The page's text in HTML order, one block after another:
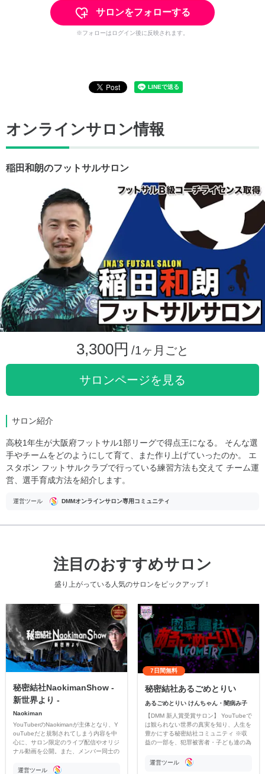
サロンをフォローする
※フォローはログイン後に反映されます。
オンラインサロン情報
稲田和朗のフットサルサロン
3,300円 /1ヶ月ごと
サロンページを見る
サロン紹介
高校1年生が大阪府フットサル1部リーグで得点王になる。 そんな選
手やチームをどのようにして育て、また作り上げていったのか。 エ
スタボン フットサルクラブで行っている練習方法も交えて チーム運
営、選手育成方法を紹介します。
運営ツール DMMオンラインサロン専用コミュニティ
注目のおすすめサロン
盛り上がっている人気のサロンをピックアップ！
秘密結社NaokimanShow -
新世界より -
Naokiman
YouTuberのNaokimanが主体となり、Y
ouTubeだと規制されてしまう内容を中
心に、サロン限定のライブ配信やオリジ
ナル動画を公開。また、メンバー同士の
ただいています。
運営ツール
7日間無料
秘密結社あるごめとりい
あるごめとりい けんちゃん・闇病み子
【DMM 新人賞受賞サロン】 YouTubeで
は観られない世界の真実を知り、人生を
豊かにする秘密結社コミュニティ ※収
益の一部を、犯罪被害者・子ども達の為
す運営ツール